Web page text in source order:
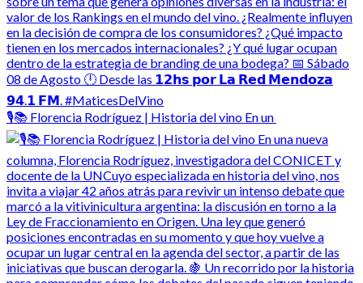
🎙️📚 Florencia Rodríguez | Historia del vino En un